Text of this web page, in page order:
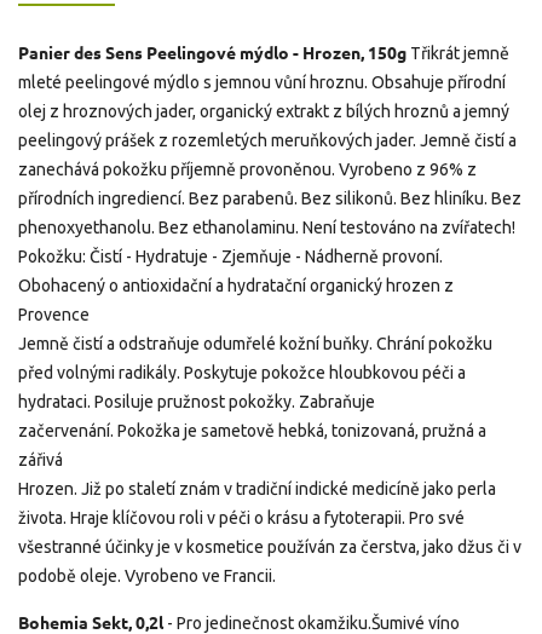
Panier des Sens Peelingové mýdlo - Hrozen, 150g Třikrát jemně
mleté peelingové mýdlo s jemnou vůní hroznu. Obsahuje přírodní
olej z hroznových jader, organický extrakt z bílých hroznů a jemný
peelingový prášek z rozemletých meruňkových jader. Jemně čistí a
zanechává pokožku příjemně provoněnou. Vyrobeno z 96% z
přírodních ingrediencí. Bez parabenů. Bez silikonů. Bez hliníku. Bez
phenoxyethanolu. Bez ethanolaminu. Není testováno na zvířatech!
Pokožku: Čistí - Hydratuje - Zjemňuje - Nádherně provoní.
Obohacený o antioxidační a hydratační organický hrozen z
Provence
Jemně čistí a odstraňuje odumřelé kožní buňky. Chrání pokožku
před volnými radikály. Poskytuje pokožce hloubkovou péči a
hydrataci. Posiluje pružnost pokožky. Zabraňuje
začervenání. Pokožka je sametově hebká, tonizovaná, pružná a
zářivá
Hrozen. Již po staletí znám v tradiční indické medicíně jako perla
života. Hraje klíčovou roli v péči o krásu a fytoterapii. Pro své
všestranné účinky je v kosmetice používán za čerstva, jako džus či v
podobě oleje. Vyrobeno ve Francii.
Bohemia Sekt, 0,2l- Pro jedinečnost okamžiku.Šumivé víno